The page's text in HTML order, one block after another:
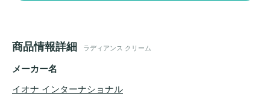
商品情報詳細 ラディアンス クリーム
メーカー名
イオナ インターナショナル